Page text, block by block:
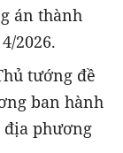
án thành
/2026.
tướng đề
ban hành
địa phương